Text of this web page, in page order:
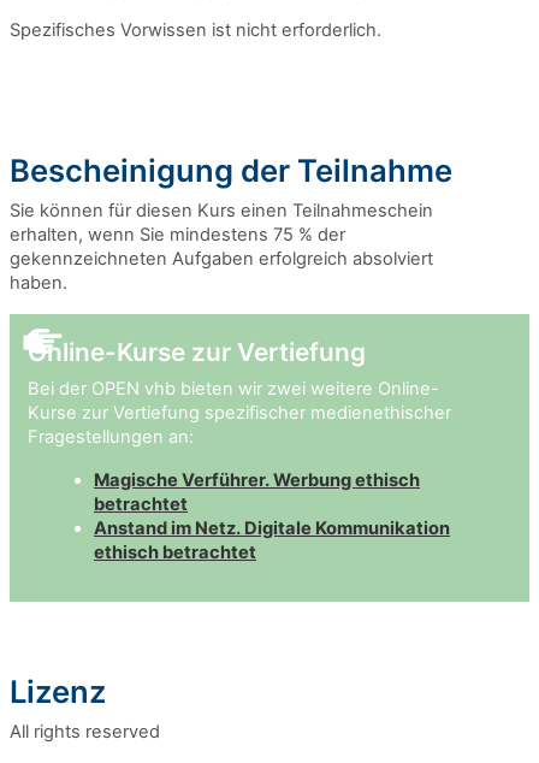
Spezifisches Vorwissen ist nicht erforderlich.
Bescheinigung der Teilnahme
Sie können für diesen Kurs einen Teilnahmeschein
erhalten, wenn Sie mindestens 75 % der
gekennzeichneten Aufgaben erfolgreich absolviert
haben.
Online-Kurse zur Vertiefung
Bei der OPEN vhb bieten wir zwei weitere Online-
Kurse zur Vertiefung spezifischer medienethischer
Fragestellungen an:
Magische Verführer. Werbung ethisch
betrachtet
Anstand im Netz. Digitale Kommunikation
ethisch betrachtet
Lizenz
All rights reserved